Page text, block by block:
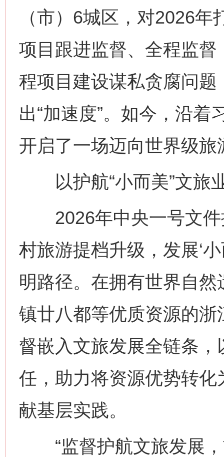
（市）6城区，对2026
项目跟进监督、全程监
程项目建设谋私贪腐问
出“加速度”。如今，沿
开启了一场迈向世界级
以护航“小而美”文旅
2026年中央一号文件
村旅游提档升级，发展‘
明路径。在拥有世界自
镇廿八都等优质资源的
督嵌入文旅发展全链条
任，助力将资源优势转
献基层实践。
“监督护航文旅发展，